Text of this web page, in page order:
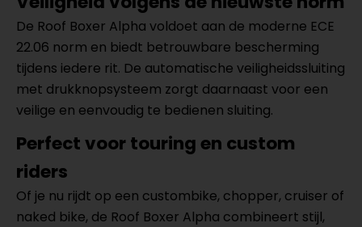
De Roof Boxer Alpha voldoet aan de moderne ECE
22.06 norm en biedt betrouwbare bescherming
tijdens iedere rit. De automatische veiligheidssluiting
met drukknopsysteem zorgt daarnaast voor een
veilige en eenvoudig te bedienen sluiting.
Perfect voor touring en custom
riders
Of je nu rijdt op een custombike, chopper, cruiser of
naked bike, de Roof Boxer Alpha combineert stijl,